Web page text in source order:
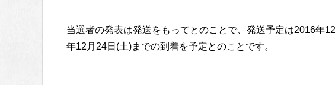
当選者の発表は発送をもってとのことで、発送予定は2016年
年12月24日(土)までの到着を予定とのことです。